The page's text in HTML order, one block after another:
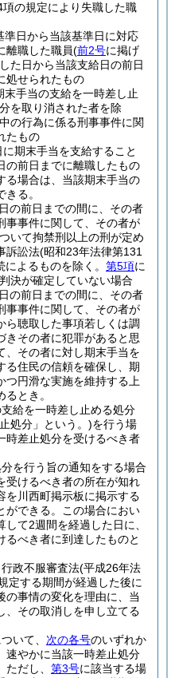
の規定により失職した職
日から当該基準日に対応
離職した職員(前2号に掲げ
た日から当該支給日の前日
処せられたもの
末手当の支給を一時差し止
を取り消された者を除
の行為に係る刑事事件に関
たもの
期末手当を支給すること
の前日までに離職したもの
る場合は、当該期末手当の
る。
の前日までの間に、その者
事事件に関して、その者が
いて拘禁刑以上の刑が定め
訴訟法(昭和23年法律第131
よるものを除く。 第5項に
決が確定していない場合
の前日までの間に、その者
事事件に関して、その者が
ら聴取した事項若しくは調
きその者に犯罪があると思
、その者に対し期末手当を
る住民の信頼を確保し、期
つ円滑な実施を維持する上
とき。
給を一時差し止める処分
処分」という。)を行う場
時差止処分を受けるべき者
を行う旨の通知をする場合
受けるべき者の所在が知れ
を川西町掲示板に掲示する
できる。
この場合におい
て2週間を経過した日に、
るべき者に到達したものと
政不服審査法(平成26年法
定する期間が経過した後に
の事情の変化を理由に、当
、その取消しを申し立てる
いて、 次の各号のいずれか
速やかに当該一時差止処分
ただし、 第3号に該当する場